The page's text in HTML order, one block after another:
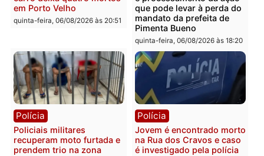
Polícia
Tragédia na BR-364:
colisão entre caminhão e
carro deixa quatro mortos
em Porto Velho
quinta-feira, 06/08/2026 às 20:51
Política
Ministro Dias Tofolli , do
TSE, determina
e processamento da
que pode levar à perda
mandato da prefeita de
Pimenta Bueno